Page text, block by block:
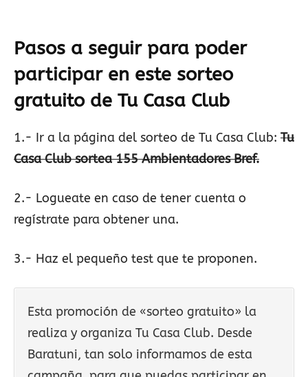
Pasos a seguir para poder
participar en este sorteo
gratuito de Tu Casa Club
1.- Ir a la página del sorteo de Tu Casa Club: Tu
Casa Club sortea 155 Ambientadores Bref.
2.- Logueate en caso de tener cuenta o
regístrate para obtener una.
3.- Haz el pequeño test que te proponen.
Esta promoción de «sorteo gratuito» la
realiza y organiza Tu Casa Club. Desde
Baratuni, tan solo informamos de esta